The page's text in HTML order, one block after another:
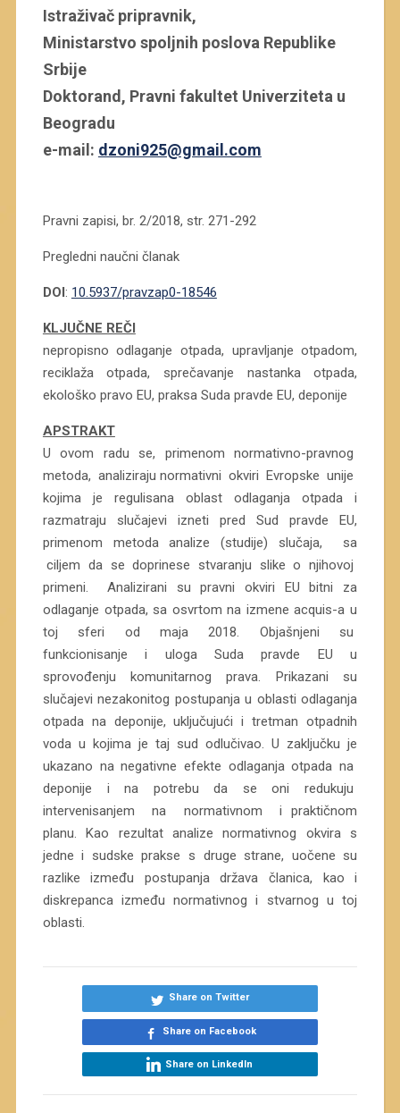
Istraživač pripravnik,
Ministarstvo spoljnih poslova Republike
Srbije
Doktorand, Pravni fakultet Univerziteta u
Beogradu
e-mail: dzoni925@gmail.com
Pravni zapisi, br. 2/2018, str. 271-292
Pregledni naučni članak
DOI: 10.5937/pravzap0-18546
KLJUČNE REČI
nepropisno odlaganje otpada, upravljanje otpadom,
reciklaža otpada, sprečavanje nastanka otpada,
ekološko pravo EU, praksa Suda pravde EU, deponije
APSTRAKT
U ovom radu se, primenom normativno-pravnog
metoda, analiziraju normativni okviri Evropske unije
kojima je regulisana oblast odlaganja otpada i
razmatraju slučajevi izneti pred Sud pravde EU,
primenom metoda analize (studije) slučaja, sa
ciljem da se doprinese stvaranju slike o njihovoj
primeni. Analizirani su pravni okviri EU bitni za
odlaganje otpada, sa osvrtom na izmene acquis-a u
toj sferi od maja 2018. Objašnjeni su
funkcionisanje i uloga Suda pravde EU u
sprovođenju komunitarnog prava. Prikazani su
slučajevi nezakonitog postupanja u oblasti odlaganja
otpada na deponije, uključujući i tretman otpadnih
voda u kojima je taj sud odlučivao. U zaključku je
ukazano na negativne efekte odlaganja otpada na
deponije i na potrebu da se oni redukuju
intervenisanjem na normativnom i praktičnom
planu. Kao rezultat analize normativnog okvira s
jedne i sudske prakse s druge strane, uočene su
razlike između postupanja država članica, kao i
diskrepanca između normativnog i stvarnog u toj
oblasti.
Share on Twitter
Share on Facebook
Share on LinkedIn